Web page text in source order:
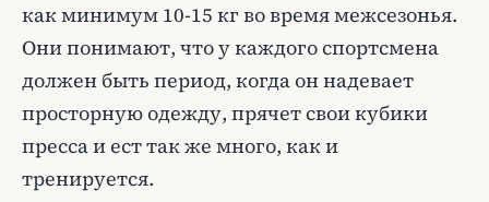
как минимум 10-15 кг во время межсезонья.
Они понимают, что у каждого спортсмена
должен быть период, когда он надевает
просторную одежду, прячет свои кубики
пресса и ест так же много, как и
тренируется.